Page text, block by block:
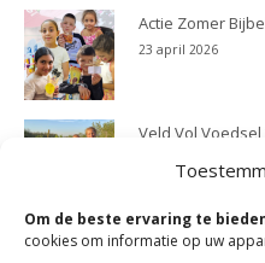
Om de beste ervaring te
cookies om informatie op uw
Actie Zomer
23 april 2026
Veld Vol Voedsel